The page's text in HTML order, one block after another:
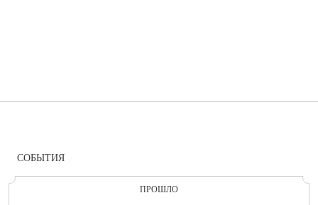
СОБЫТИЯ
ПРОШЛО